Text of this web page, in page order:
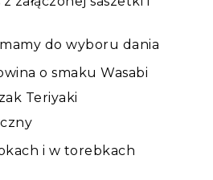
do wyboru dania
o smaku Wasabi
Teriyaki
i w torebkach